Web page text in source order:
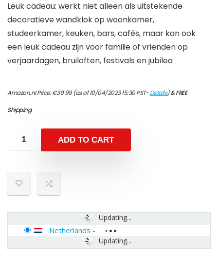
Leuk cadeau: werkt niet alleen als uitstekende
decoratieve wandklok op woonkamer,
studeerkamer, keuken, bars, cafés, maar kan ook
een leuk cadeau zijn voor familie of vrienden op
verjaardagen, bruiloften, festivals en jubilea
Amazon.nl Price:€39.99(as of 10/04/2023 15:30 PST-Details)&FREE
Shipping.
ADD TO CART
Updating...
Updating...
Netherlands -